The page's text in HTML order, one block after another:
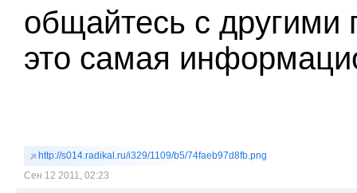
общайтесь с другими
это самая
http://s014.radikal.ru/i329/1109/b5/74faeb97d8fb.png
Сен 12 2011, 02:23